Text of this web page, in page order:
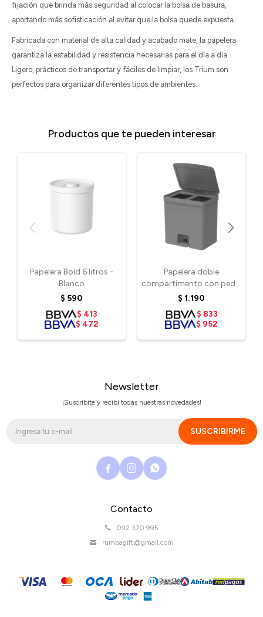
fijación que brinda más seguridad al colocar la bolsa de basura,
aportando más sofisticación al evitar que la bolsa quede expuesta.
Fabricada con material de alta calidad y acabado mate, la papelera
garantiza la estabilidad y resistencia necesarias para el día a día.
Ligero, prácticos de transportar y fáciles de limpiar, los Trium son
perfectos para organizar diferentes tipos de ambientes.
Productos que te pueden interesar
Papelera Bold 6 litros -
Blanco
$ 590
$ 413
$ 472
Papelera doble
compartimento con pedal
20L - Gris
$ 1.190
$ 833
$ 952
Contacto
092 370 995
rumbagift@gmail.com
Newsletter
¡Suscribite y recibí todas nuestras novedades!
SUSCRIBIRME
  